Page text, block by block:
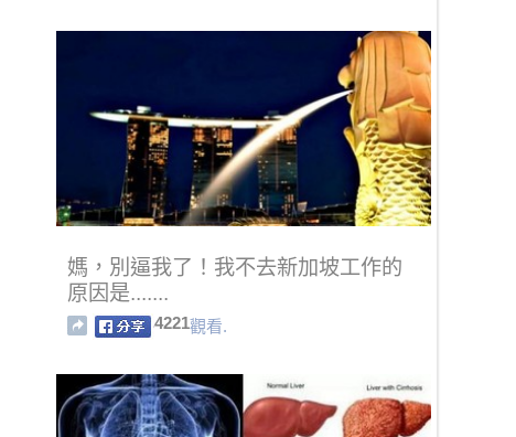
媽，別逼我了！我不去新加坡工作的
原因是.......
4221觀看.